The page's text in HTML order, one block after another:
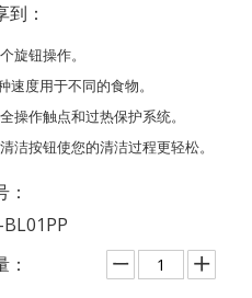
到：
旋钮操作。
速度用于不同的食物。
操作触点和过热保护系统。
洁按钮使您的清洁过程更轻松。
：
：